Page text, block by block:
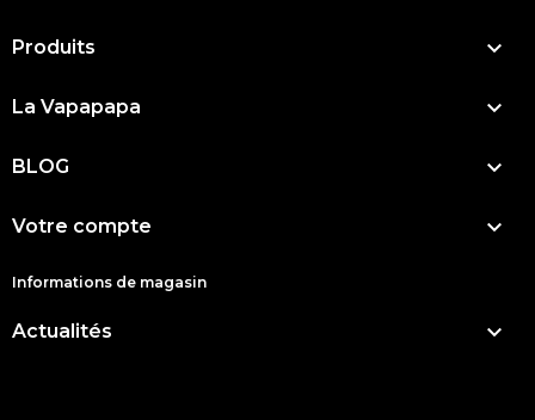
Produits 
La Vapapapa 
BLOG 
Votre compte 
Informations de magasin
Actualités 